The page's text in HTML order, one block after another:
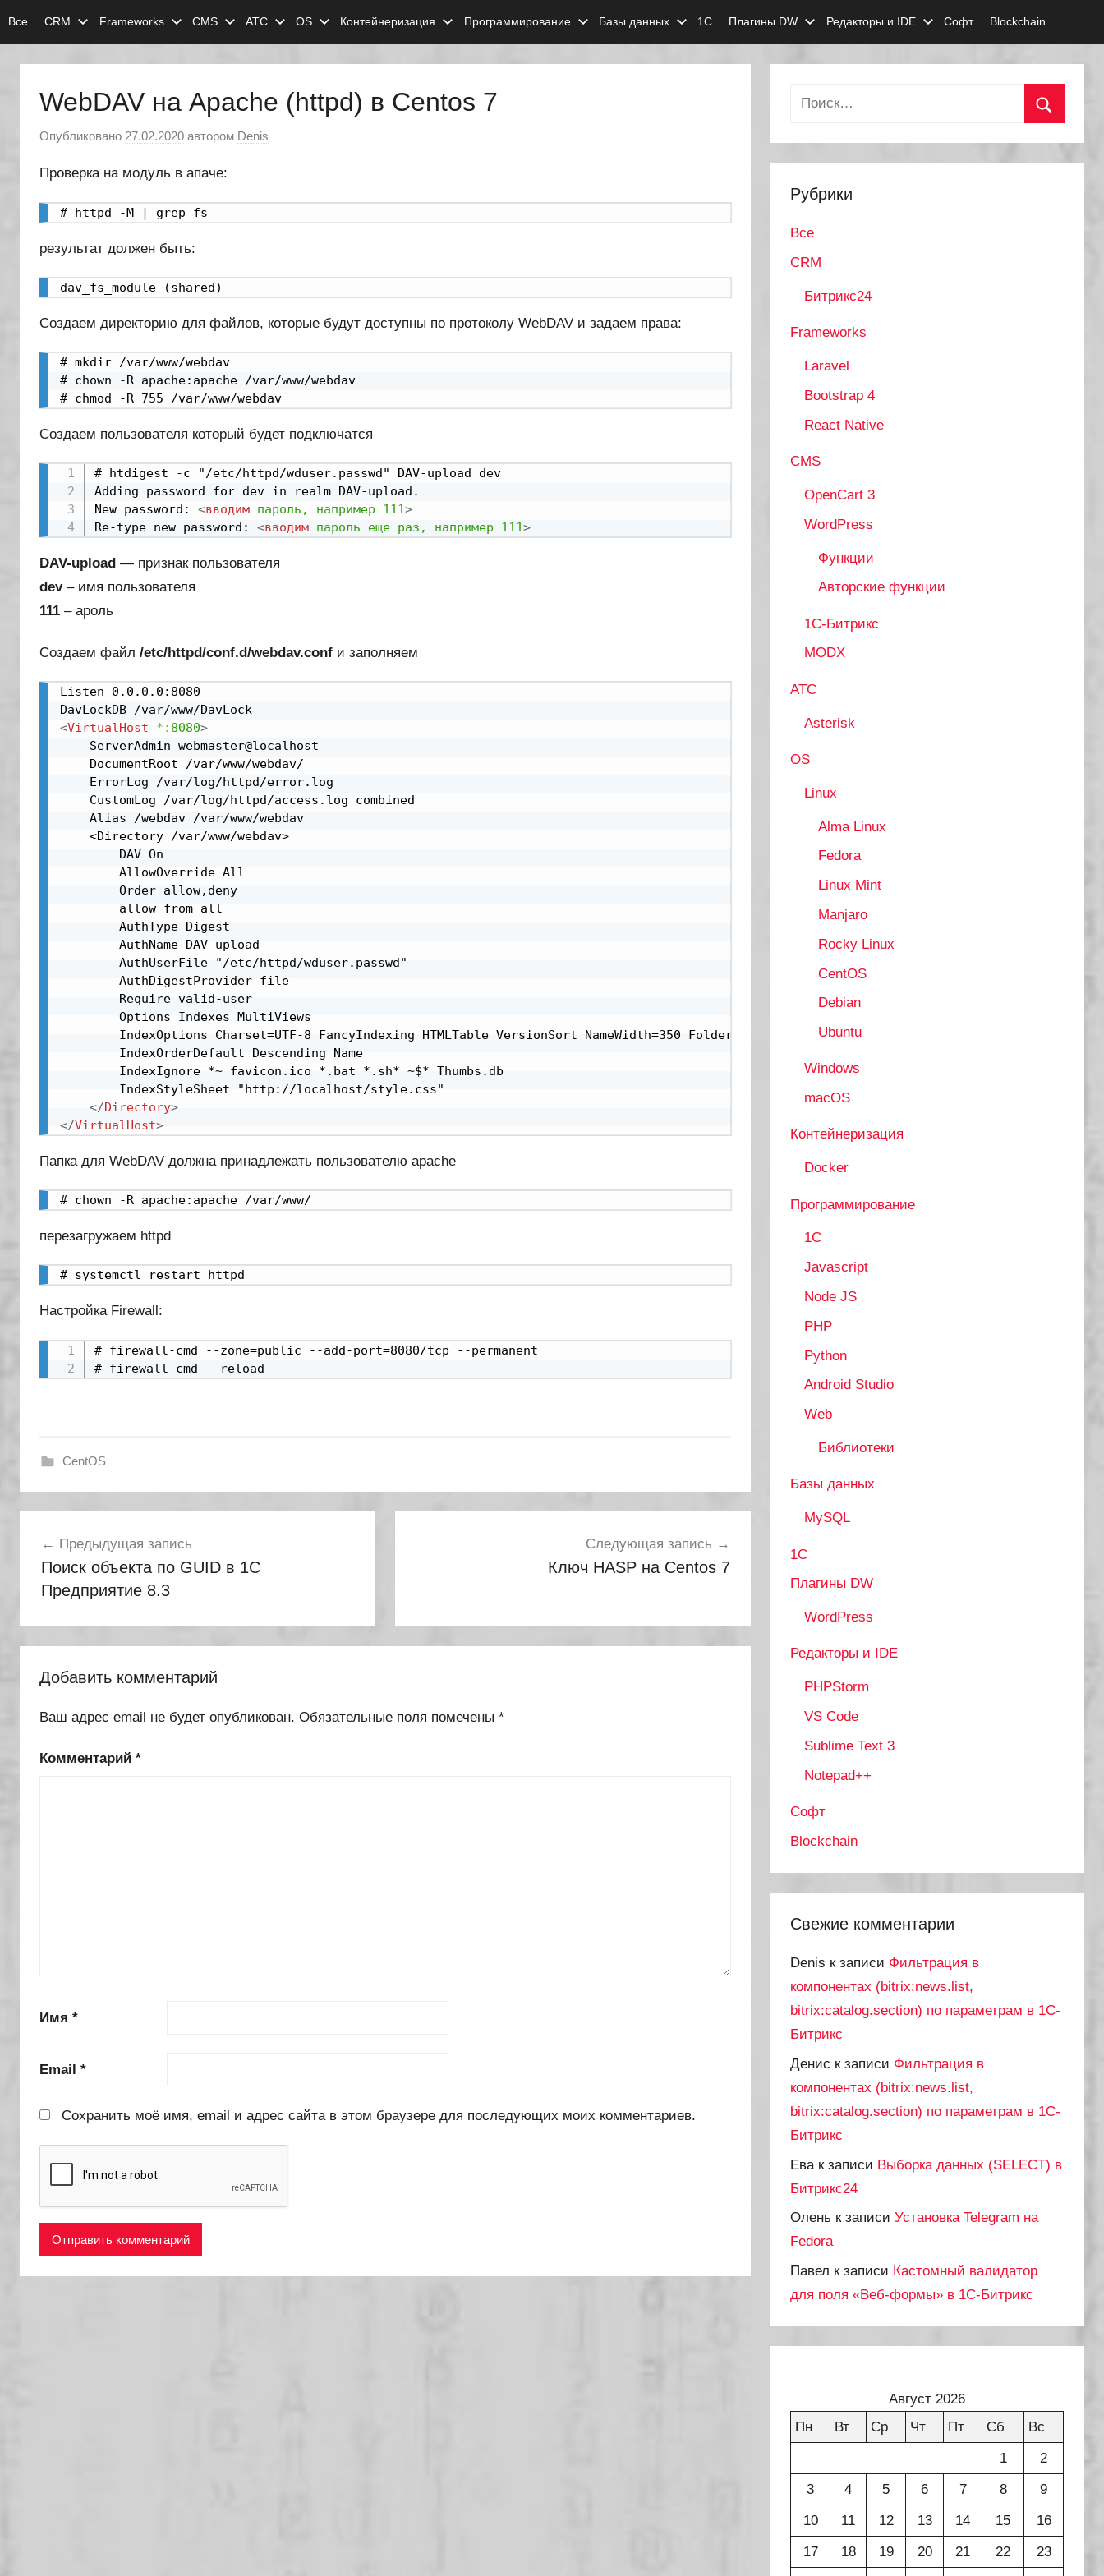
Все CRM Frameworks CMS АТС OS Контейнеризация Программирование Базы данных 1С Плагины DW Редакторы и IDE Софт Blockchain
WebDAV на Apache (httpd) в Centos 7
Опубликовано 27.02.2020 автором Denis
Проверка на модуль в апаче:
# httpd -M | grep fs
результат должен быть:
dav_fs_module (shared)
Создаем директорию для файлов, которые будут доступны по протоколу WebDAV и задаем права:
# mkdir /var/www/webdav
# chown -R apache:apache /var/www/webdav
# chmod -R 755 /var/www/webdav
Создаем пользователя который будет подключатся
# htdigest -c "/etc/httpd/wduser.passwd" DAV-upload dev
Adding password for dev in realm DAV-upload.
New password: <вводим пароль, например 111>
Re-type new password: <вводим пароль еще раз, например 111>
DAV-upload — признак пользователя
dev– имя пользователя
111 – ароль
Создаем файл /etc/httpd/conf.d/webdav.conf и заполняем
Listen 0.0.0.0:8080
<VirtualHost *: 8080>
    ServerAdmin webmaster@localhost
    DocumentRoot /var/www/webdav/
    ErrorLog /var/log/httpd/error.log
    CustomLog /var/log/httpd/access.log combined
    Alias /webdav /var/www/webdav
    <Directory /var/www/webdav>
        DAV On
        AllowOverride All
        Order allow,deny
        allow from all
        AuthType Digest
        AuthName DAV-upload
        AuthUserFile "/etc/httpd/wduser.passwd"
        AuthDigestProvider file
        Require valid-user
        Options Indexes MultiViews
        IndexOptions Charset=UTF-8 FancyIndexing HTMLTable VersionSort NameWidth=350 FoldersFirst IgnoreCase SuppressDescription
        IndexOrderDefault Descending Name
        IndexIgnore *~ favicon.ico *.bat *.sh* ~$* Thumbs.db
        IndexStyleSheet "http://localhost/style.css"
</Directory>
</VirtualHost>
Папка для WebDAV должна принадлежать пользователю apache
# chown -R apache:apache /var/www/
перезагружаем httpd
# systemctl restart httpd
Настройка Firewall:
# firewall-cmd --zone=public --add-port=8080/tcp --permanent
# firewall-cmd --reload
CentOS
по
записям
Предыдущая запись
Поиск объекта по GUID в 1С
Предприятие 8.3
Следующая запись
Ключ HASP на Centos 7
Добавить комментарий
Ваш адрес email не будет опубликован. Обязательные поля помечены *
Комментарий *
Имя *
Email *
Сохранить моё имя, email и адрес сайта в этом браузере для последующих моих комментариев.
Найти:
Рубрики
Все
CRM
Битрикс24
Frameworks
Laravel
Bootstrap 4
React Native
CMS
OpenCart 3
WordPress
Функции
Авторские функции
1С-Битрикс
MODX
АТС
Asterisk
OS
Linux
Alma Linux
Fedora
Linux Mint
Manjaro
Rocky Linux
CentOS
Debian
Ubuntu
Windows
macOS
Контейнеризация
Docker
Программирование
1C
Javascript
Node JS
PHP
Python
Android Studio
Web
Библиотеки
Базы данных
MySQL
1С
Плагины DW
WordPress
Редакторы и IDE
PHPStorm
VS Code
Sublime Text 3
Notepad++
Софт
Blockchain
Свежие комментарии
Denis к записи Фильтрация в
компонентах (bitrix:news.list,
bitrix:catalog.section) по параметрам в 1С-
Битрикс
Денис к записи Фильтрация в
компонентах (bitrix:news.list,
bitrix:catalog.section) по параметрам в 1С-
Битрикс
Ева к записи Выборка данных (SELECT) в
Битрикс24
Олень к записиУстановка Telegram на
Fedora
Павел к записи Кастомный валидатор
для поля «Веб-формы» в 1С-Битрикс
Август 2026
Пн
Вт Ср Чт Пт Сб
Вс
1
2
3
4 5 6 7 8
9
10
11 12 13 14 15
16
17
18 19 20 21 22
23